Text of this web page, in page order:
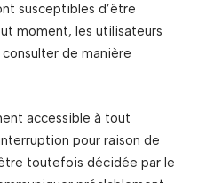
susceptibles d’être
moment, les utilisateurs
de manière
accessible à tout
pour raison de
toutefois décidée par le